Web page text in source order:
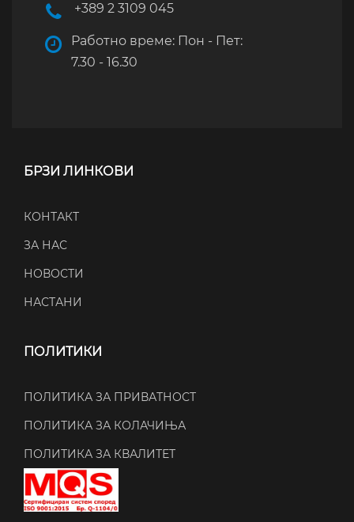
+389 2 3109 045
Работно време: Пон - Пет:
7.30 - 16.30
БРЗИ ЛИНКОВИ
КОНТАКТ
ЗА НАС
НОВОСТИ
НАСТАНИ
ПОЛИТИКИ
ПОЛИТИКА ЗА ПРИВАТНОСТ
ПОЛИТИКА ЗА КОЛАЧИЊА
ПОЛИТИКА ЗА КВАЛИТЕТ